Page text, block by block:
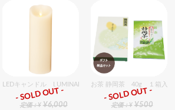
ルミナラ） ピンク ピラー3.5x5 ギフトボックス入り
LEDキャンドル LUMINARA（ルミナラ） アイボリー
ギフト
定価：¥ ¥6,000
- SOLD OUT -
お茶 静岡茶 40g １箱入セ
ギフト
定価：¥ ¥500
- SOLD OUT -